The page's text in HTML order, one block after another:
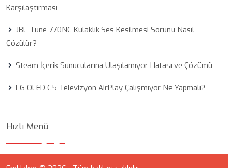
Karşılaştırması
JBL Tune 770NC Kulaklık Ses Kesilmesi Sorunu Nasıl
Çözülür?
Steam İçerik Sunucularına Ulaşılamıyor Hatası ve Çözümü
LG OLED C5 Televizyon AirPlay Çalışmıyor Ne Yapmalı?
Hızlı Menü